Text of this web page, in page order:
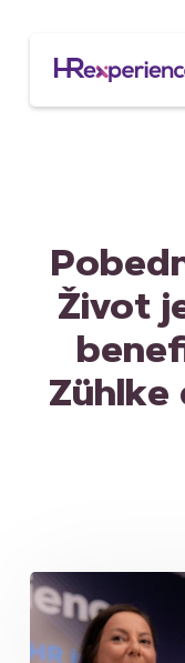
content
Život
Zühlke